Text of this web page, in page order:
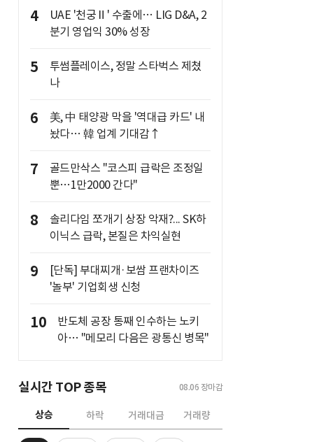
4
UAE '천궁Ⅱ' 수출에… LIG D&A, 2
분기 영업익 30% 성장
5
투썸플레이스, 정말 스타벅스 제쳤
나
6
美, 中 태양광 막을 '역대급 카드' 내
놨다… 韓 업계 기대감↑
7
골드만삭스 "코스피 급락은 조정일
뿐…1만2000 간다"
8
솔리다임 쪼개기 상장 악재?... SK하
이닉스 급락, 본질은 차익실현
9
[단독] 부대찌개·보쌈 프랜차이즈
'놀부' 기업회생 신청
10
반도체 공장 통째 인수하는 노키
아… "메모리 다음은 광통신 병목"
실시간 TOP 종목 08.06 장마감
상승 하락 거래대금 거래량